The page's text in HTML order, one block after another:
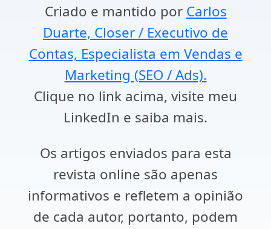
Criado e mantido por Carlos
Duarte, Closer / Executivo de
Contas, Especialista em Vendas e
Marketing (SEO / Ads).
Clique no link acima, visite meu
LinkedIn e saiba mais.
Os artigos enviados para esta
revista online são apenas
informativos e refletem a opinião
de cada autor, portanto, podem